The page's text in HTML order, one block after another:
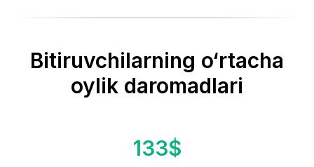
Bitiruvchilarning o‘rtacha
oylik daromadlari
133$